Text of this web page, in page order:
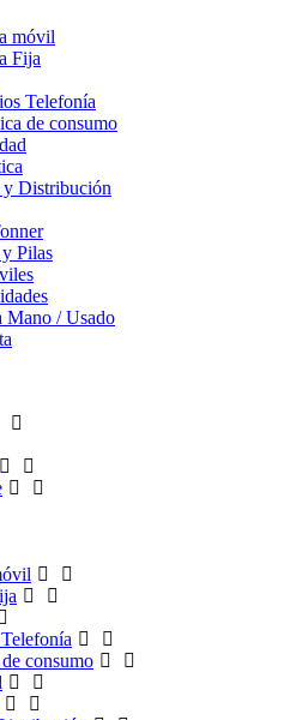
móvil
Fija
Telefonía
de consumo
y Distribución
Pilas
Mano / Usado
consumo